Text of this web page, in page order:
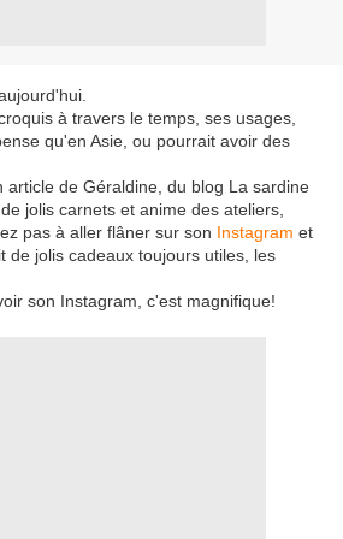
à travers le temps, ses usages,
qu'en Asie, ou pourrait avoir des
article de Géraldine, du blog La sardine
jolis carnets et anime des ateliers,
pas à aller flâner sur son Instagram et
de jolis cadeaux toujours utiles, les
son Instagram, c'est magnifique!